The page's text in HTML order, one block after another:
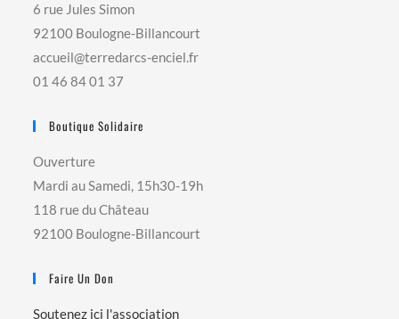
6 rue Jules Simon
92100 Boulogne-Billancourt
accueil@terredarcs-enciel.fr
01 46 84 01 37
Boutique Solidaire
Ouverture
Mardi au Samedi, 15h30-19h
118 rue du Château
92100 Boulogne-Billancourt
Faire Un Don
Soutenez ici l'association